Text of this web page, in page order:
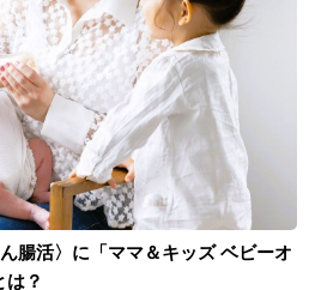
腸活〉に「ママ＆キッズ ベビーオ
は？